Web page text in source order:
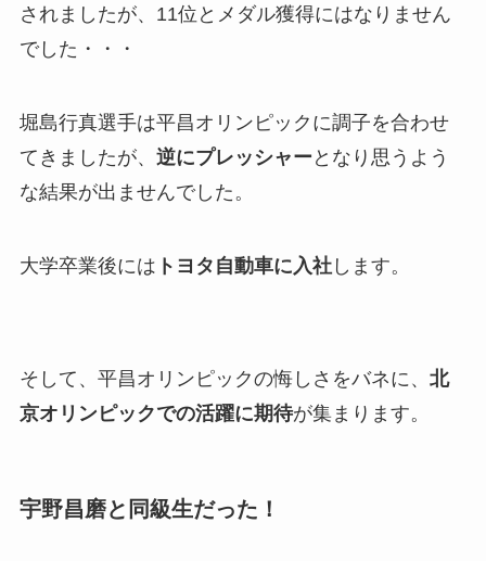
されましたが、11位とメダル獲得にはなりません
でした・・・
堀島行真選手は平昌オリンピックに調子を合わせ
てきましたが、 逆にプレッシャー となり思うよう
な結果が出ませんでした。
大学卒業後には トヨタ自動車に入社します。
そして、平昌オリンピックの悔しさをバネに、 北
京オリンピックでの活躍に期待が集まります。
宇野昌磨と同級生だった！